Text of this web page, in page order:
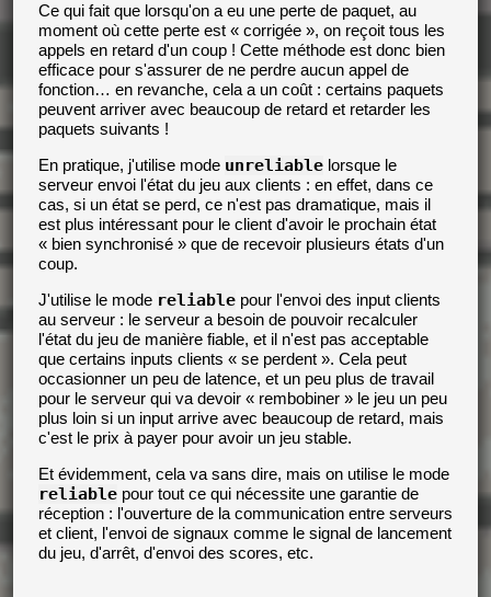
Ce qui fait que lorsqu'on a eu une perte de paquet, au
moment où cette perte est « corrigée », on reçoit tous les
appels en retard d'un coup ! Cette méthode est donc bien
efficace pour s'assurer de ne perdre aucun appel de
fonction… en revanche, cela a un coût : certains paquets
peuvent arriver avec beaucoup de retard et retarder les
paquets suivants !
En pratique, j'utilise mode unreliablelorsque le
serveur envoi l'état du jeu aux clients : en effet, dans ce
cas, si un état se perd, ce n'est pas dramatique, mais il
est plus intéressant pour le client d'avoir le prochain état
« bien synchronisé » que de recevoir plusieurs états d'un
coup.
J'utilise le mode reliablepour l'envoi des input clients
au serveur : le serveur a besoin de pouvoir recalculer
l'état du jeu de manière fiable, et il n'est pas acceptable
que certains inputs clients « se perdent ». Cela peut
occasionner un peu de latence, et un peu plus de travail
pour le serveur qui va devoir « rembobiner » le jeu un peu
plus loin si un input arrive avec beaucoup de retard, mais
c'est le prix à payer pour avoir un jeu stable.
Et évidemment, cela va sans dire, mais on utilise le mode
reliablepour tout ce qui nécessite une garantie de
réception : l'ouverture de la communication entre serveurs
et client, l'envoi de signaux comme le signal de lancement
du jeu, d'arrêt, d'envoi des scores, etc.